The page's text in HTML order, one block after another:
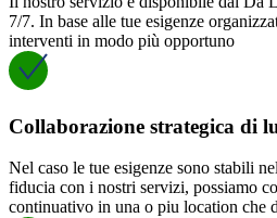
7/7. In base alle tue esigenze
interventi in modo più opportuno
Collaborazione strategica di
Nel caso le tue esigenze sono stabili
fiducia con i nostri servizi, possiamo
continuativo in una o piu location che